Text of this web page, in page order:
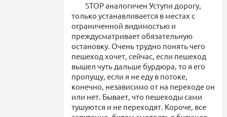
STOP аналогичен Уступи дорогу,
только устанавливается в местах с
ограниченной видимостью и
преждусматривает обязательную
остановку. Очень трудно понять чего
пешеход хочет, сейчас, если пешеход
вышел чуть дальше бурдюра, то я его
пропущу, если я не еду в потоке,
конечно, независимо от на переходе он
или нет. Бывает, что пешеходы сами
тушуются и не переходят. Короче, все